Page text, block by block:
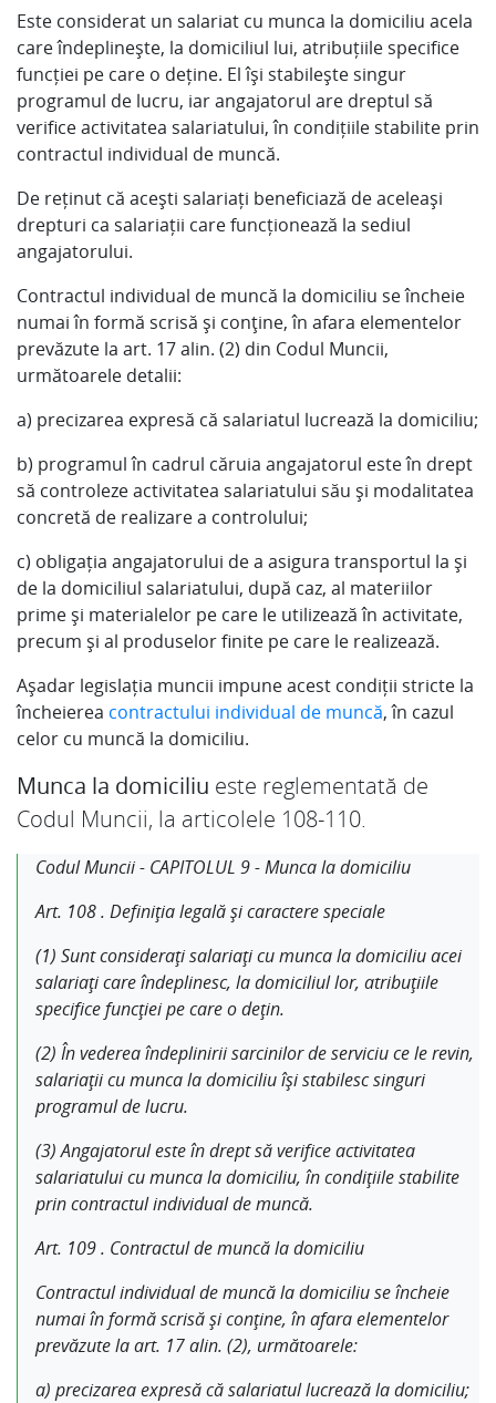
Este considerat un salariat cu munca la domiciliu acela
care îndeplinește, la domiciliul lui, atribuțiile specifice
funcției pe care o deține. El își stabilește singur
programul de lucru, iar angajatorul are dreptul să
verifice activitatea salariatului, în condițiile stabilite prin
contractul individual de muncă.
De reținut că acești salariați beneficiază de aceleași
drepturi ca salariații care funcționează la sediul
angajatorului.
Contractul individual de muncă la domiciliu se încheie
numai în formă scrisă şi conţine, în afara elementelor
prevăzute la art. 17 alin. (2) din Codul Muncii,
următoarele detalii:
a) precizarea expresă că salariatul lucrează la domiciliu;
b) programul în cadrul căruia angajatorul este în drept
să controleze activitatea salariatului său și modalitatea
concretă de realizare a controlului;
c) obligația angajatorului de a asigura transportul la şi
de la domiciliul salariatului, după caz, al materiilor
prime şi materialelor pe care le utilizează în activitate,
precum şi al produselor finite pe care le realizează.
Așadar legislația muncii impune acest condiții stricte la
încheierea contractului individual de muncă, în cazul
celor cu muncă la domiciliu.
Munca la domiciliu este reglementată de
Codul Muncii, la articolele 108-110.
Codul Muncii - CAPITOLUL 9 - Munca la domiciliu
Art. 108 . Definiţia legală şi caractere speciale
(1) Sunt consideraţi salariaţi cu munca la domiciliu acei
salariaţi care îndeplinesc, la domiciliul lor, atribuţiile
specifice funcţiei pe care o deţin.
(2) În vederea îndeplinirii sarcinilor de serviciu ce le revin,
salariaţii cu munca la domiciliu îşi stabilesc singuri
programul de lucru.
(3) Angajatorul este în drept să verifice activitatea
salariatului cu munca la domiciliu, în condiţiile stabilite
prin contractul individual de muncă.
Art. 109 . Contractul de muncă la domiciliu
Contractul individual de muncă la domiciliu se încheie
numai în formă scrisă şi conţine, în afara elementelor
prevăzute la art. 17 alin. (2), următoarele:
a) precizarea expresă că salariatul lucrează la domiciliu;